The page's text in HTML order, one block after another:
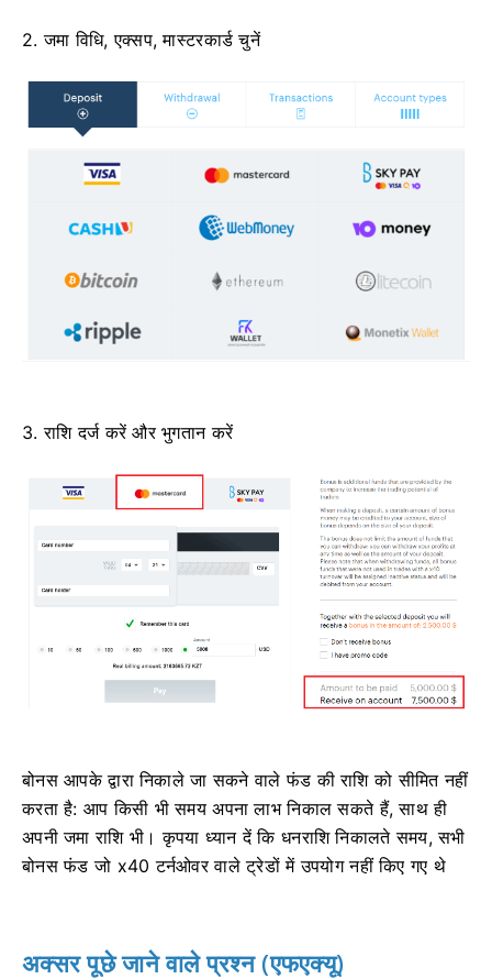
2. जमा विधि, एक्सप, मास्टरकार्ड चुनें
3. राशि दर्ज करें और भुगतान करें
बोनस आपके द्वारा निकाले जा सकने वाले फंड की राशि को सीमित नहीं
करता है: आप किसी भी समय अपना लाभ निकाल सकते हैं, साथ ही
अपनी जमा राशि भी। कृपया ध्यान दें कि धनराशि निकालते समय, सभी
बोनस फंड जो x40 टर्नओवर वाले ट्रेडों में उपयोग नहीं किए गए थे
अक्सर पूछे जाने वाले प्रश्न (एफएक्यू)